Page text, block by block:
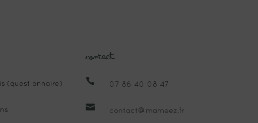
(questionnaire)
Contact
 07 86 40 08 47
 contact@mameez.fr